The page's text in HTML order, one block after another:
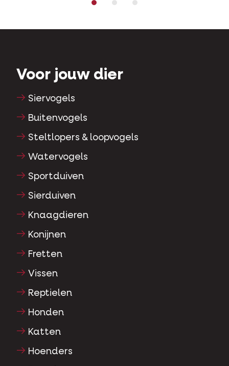
Voor jouw dier
Siervogels
Buitenvogels
Steltlopers & loopvogels
Watervogels
Sportduiven
Sierduiven
Knaagdieren
Konijnen
Fretten
Vissen
Reptielen
Honden
Katten
Hoenders